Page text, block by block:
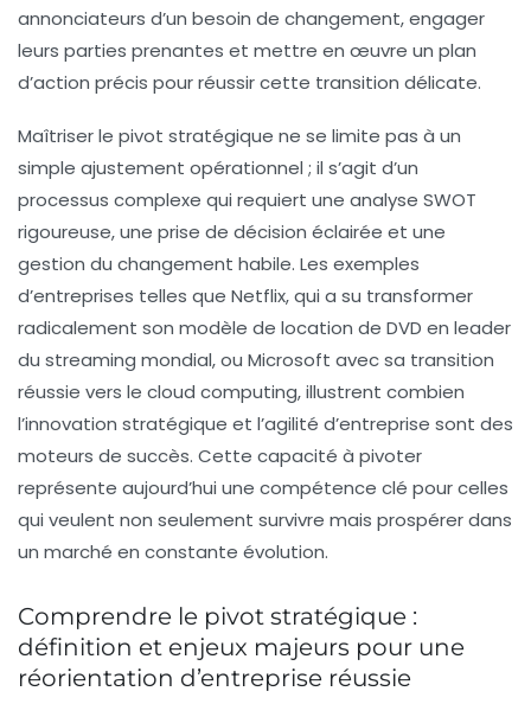
annonciateurs d’un besoin de changement, engager
leurs parties prenantes et mettre en œuvre un plan
d’action précis pour réussir cette transition délicate.
Maîtriser le pivot stratégique ne se limite pas à un
simple ajustement opérationnel ; il s’agit d’un
processus complexe qui requiert une analyse SWOT
rigoureuse, une prise de décision éclairée et une
gestion du changement habile. Les exemples
d’entreprises telles que Netflix, qui a su transformer
radicalement son modèle de location de DVD en leader
du streaming mondial, ou Microsoft avec sa transition
réussie vers le cloud computing, illustrent combien
l’innovation stratégique et l’agilité d’entreprise sont des
moteurs de succès. Cette capacité à pivoter
représente aujourd’hui une compétence clé pour celles
qui veulent non seulement survivre mais prospérer dans
un marché en constante évolution.
Comprendre le pivot stratégique :
définition et enjeux majeurs pour une
réorientation d’entreprise réussie